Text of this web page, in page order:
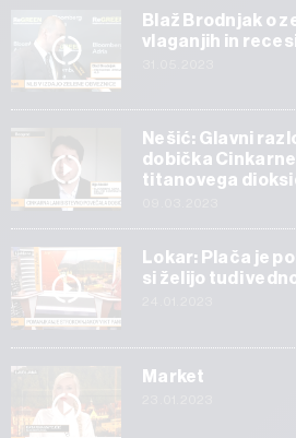
Blaž Brodnjak o
vlaganjih in
Nešić: Glavni
dobička
titanovega
Lokar: Plača je
si želijo tudi
Market